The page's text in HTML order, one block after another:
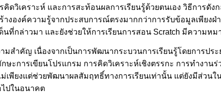
ดวิเคราะห์ และการสะท้อนผลการเรียนรู้ด้วยตนเอง วิธีการดั
งองค์ความรู้จากประสบการณ์ตรงมากกว่าการรับข้อมูลเพียงฝ่า
นที่กล่าวมา และยังช่วยให้การเรียนการสอน Scratch มีความห
สำคัญ เนื่องจากเป็นการพัฒนากระบวนการเรียนรู้โดยการประ
กษะการเขียนโปรแกรม การคิดวิเคราะห์เชิงตรรกะ การทำงา
เพียงแต่ช่วยพัฒนาผลสัมฤทธิ์ทางการเรียนเท่านั้น แต่ยังมีส่วน
ไปในอนาคต